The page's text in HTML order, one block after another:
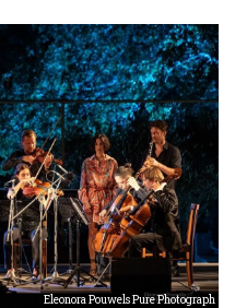
Eleonora Pouwels Pure Photograph